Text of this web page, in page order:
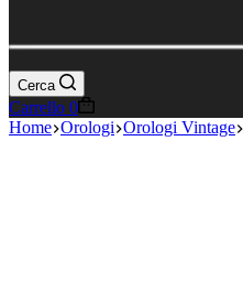
Cerca
Carrello 0
Home Orologi Orologi Vintage